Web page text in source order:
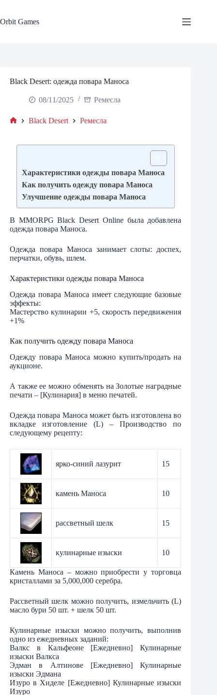
content
Orbit Games
Black Desert: одежда повара Маноса
08/11/2025 Ремесла
Black Desert Ремесла
Характеристики одежды повара Маноса
Как получить одежду повара Маноса
Улучшение одежды повара Маноса
В MMORPG Black Desert Online была добавлена
одежда повара Маноса.
Одежда повара Маноса занимает слоты: доспех,
перчатки, обувь, шлем.
Характеристики одежды повара Маноса
Одежда повара Маноса имеет следующие базовые
эффекты:
Мастерство кулинарии +5, скорость передвижения
+1%
Как получить одежду повара Маноса
Одежду повара Маноса можно купить/продать на
аукционе.
А также ее можно обменять на Золотые наградные
печати – [Кулинария] в меню печатей.
Одежда повара Маноса может быть изготовлена во
вкладке изготовление (L) – Производство по
следующему рецепту:
ярко-синий лазурит 15
камень Маноса 10
рассветный шелк 15
кулинарные изыски 10
Камень Маноса – можно приобрести у торговца
кристаллами за 5,000,000 серебра.
Рассветный шелк можно получить, измельчить (L)
масло бури 50 шт. + шелк 50 шт.
Кулинарные изыски можно получить, выполнив
одно из ежедневных заданий:
Валкс в Кальфеоне [Ежедневно] Кулинарные
изыски Валкса
Эдман в Алтинове [Ежедневно] Кулинарные
изыски Эдмана
Изуро в Хиделе [Ежедневно] Кулинарные изыски
Изуро